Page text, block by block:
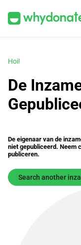
Hoi!
De
De eigenaar van de
niet gepubliceerd. Neem
publiceren.
Search another